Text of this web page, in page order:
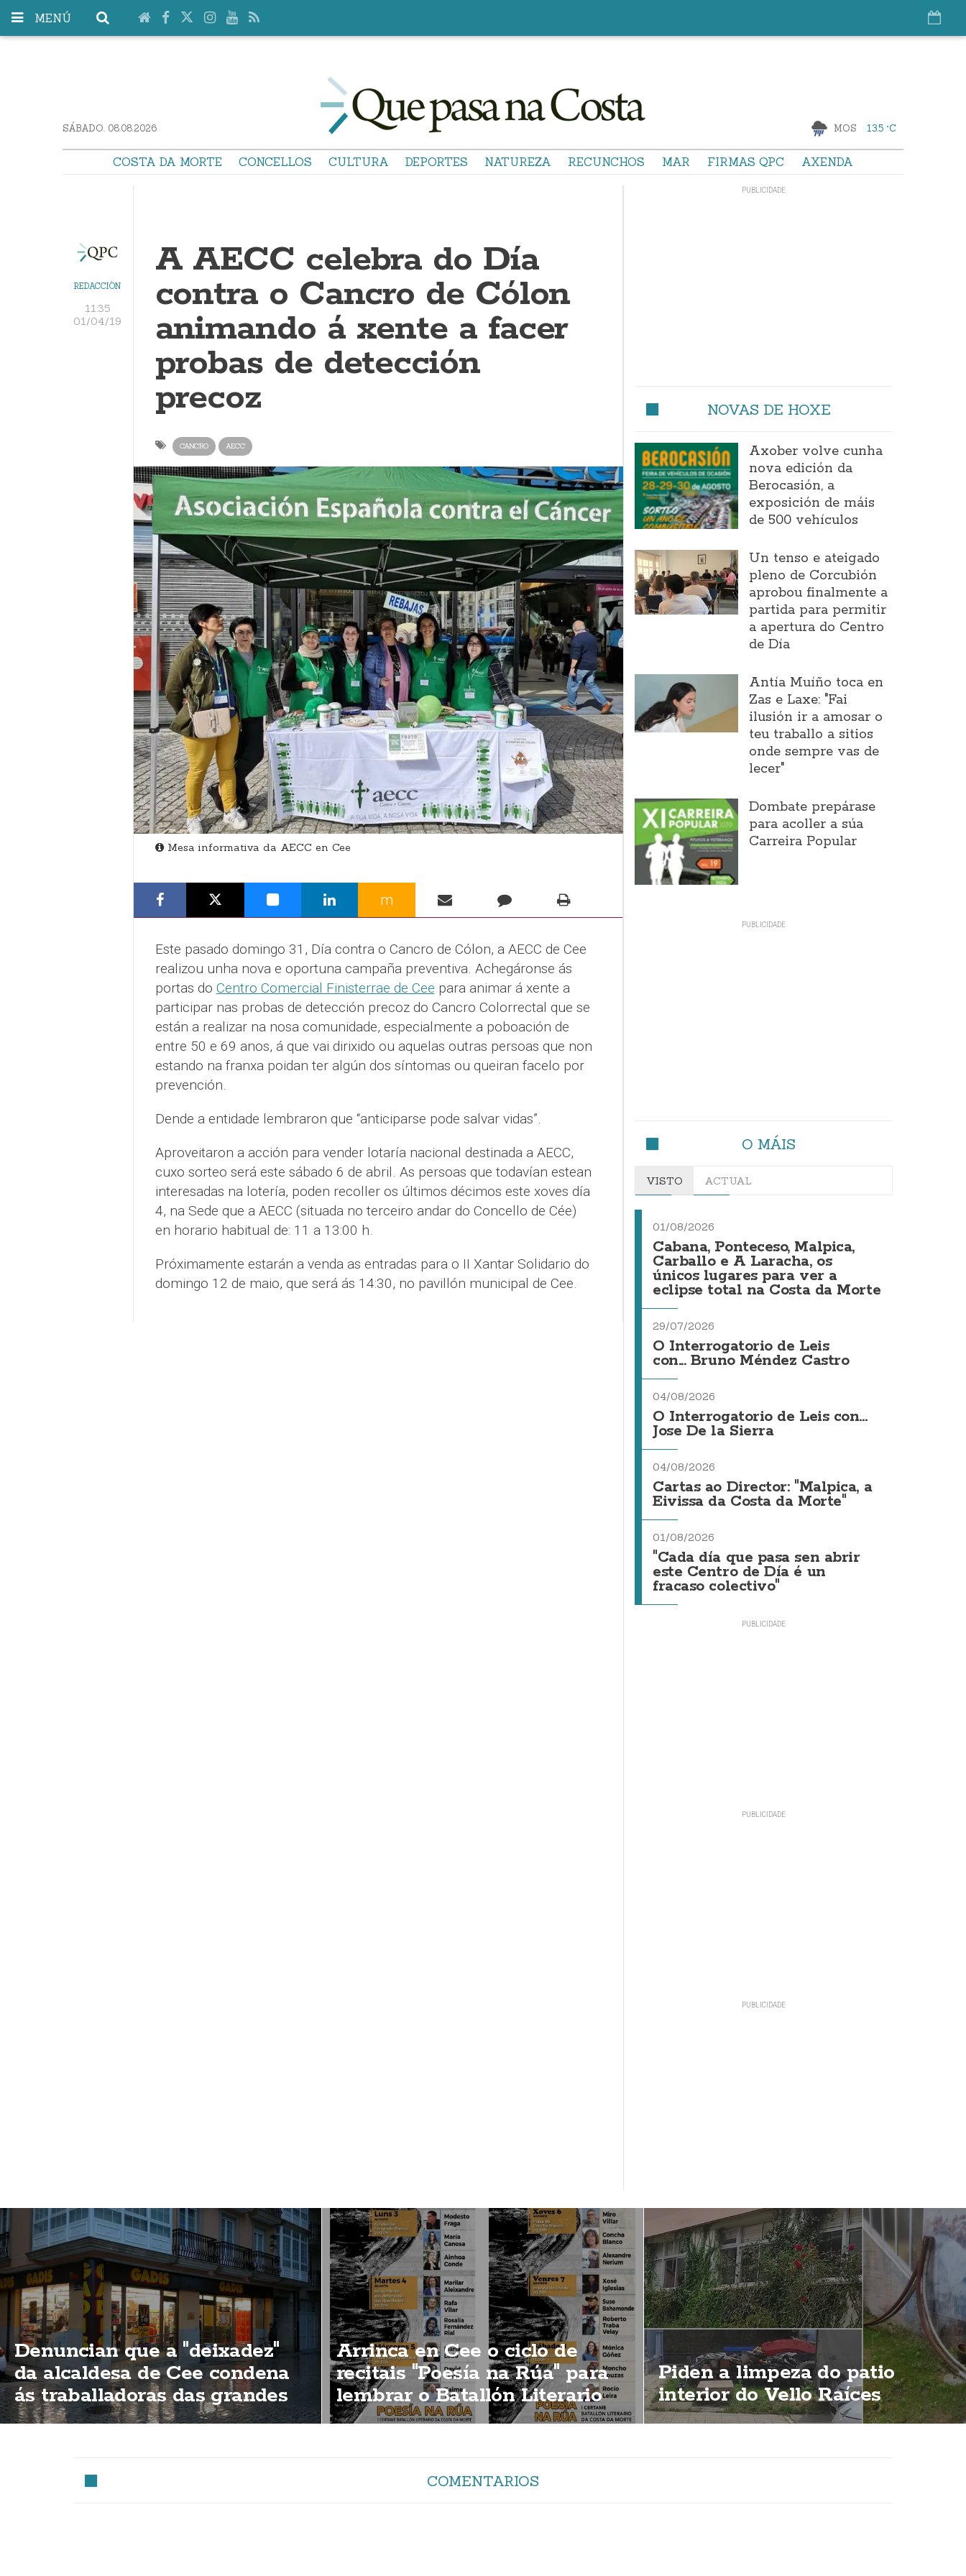
MENÚ
SÁBADO. 08.08.2026 MOS 13.5 °C
COSTA DA MORTE CONCELLOS CULTURA DEPORTES NATUREZA RECUNCHOS MAR FIRMAS QPC AXENDA
REDACCIÓN
11:35
01/04/19
A AECC celebra do Día
contra o Cancro de Cólon
animando á xente a facer
probas de detección
precoz
CANCRO AECC
Mesa informativa da AECC en Cee
m
Este pasado domingo 31, Día contra o Cancro de Cólon, a AECC de Cee
realizou unha nova e oportuna campaña preventiva. Achegáronse ás
portas do Centro Comercial Finisterrae de Cee para animar á xente a
participar nas probas de detección precoz do Cancro Colorrectal que se
están a realizar na nosa comunidade, especialmente a poboación de
entre 50 e 69 anos, á que vai dirixido ou aquelas outras persoas que non
estando na franxa poidan ter algún dos síntomas ou queiran facelo por
prevención.
Dende a entidade lembraron que “anticiparse pode salvar vidas”.
Aproveitaron a acción para vender lotaría nacional destinada a AECC,
cuxo sorteo será este sábado 6 de abril. As persoas que todavían estean
interesadas na lotería, poden recoller os últimos décimos este xoves día
4, na Sede que a AECC (situada no terceiro andar do Concello de Cée)
en horario habitual de: 11 a 13:00 h.
Próximamente estarán a venda as entradas para o II Xantar Solidario do
domingo 12 de maio, que será ás 14:30, no pavillón municipal de Cee.
NOVAS DE HOXE
Axober volve cunha
nova edición da
Berocasión, a
exposición de máis
de 500 vehículos
Un tenso e ateigado
pleno de Corcubión
aprobou finalmente a
partida para permitir
a apertura do Centro
de Día
Antía Muíño toca en
Zas e Laxe: "Fai
ilusión ir a amosar o
teu traballo a sitios
onde sempre vas de
lecer"
Dombate prepárase
para acoller a súa
Carreira Popular
O MÁIS
VISTO ACTUAL
01/08/2026
Cabana, Ponteceso, Malpica,
Carballo e A Laracha, os
únicos lugares para ver a
eclipse total na Costa da Morte
29/07/2026
O Interrogatorio de Leis
con... Bruno Méndez Castro
04/08/2026
O Interrogatorio de Leis con...
Jose De la Sierra
04/08/2026
Cartas ao Director: "Malpica, a
Eivissa da Costa da Morte"
01/08/2026
"Cada día que pasa sen abrir
este Centro de Día é un
fracaso colectivo"
Denuncian que a "deixadez"
da alcaldesa de Cee condena
ás traballadoras das grandes
superificies a traballar o 15 de
Arrinca en Cee o ciclo de
recitais "Poesía na Rúa" para
lembrar o Batallón Literario
Piden a limpeza do patio
interior do Vello Raíces
COMENTARIOS